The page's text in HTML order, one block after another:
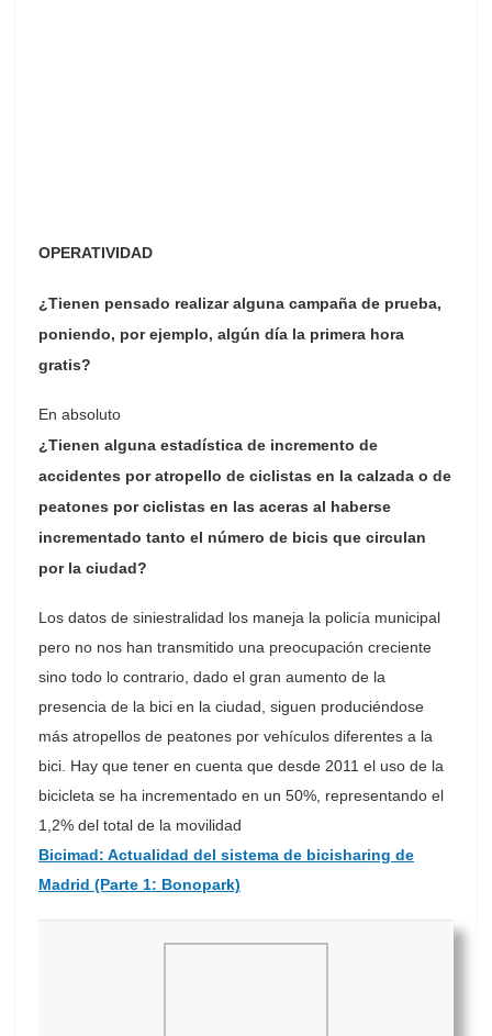
OPERATIVIDAD
¿Tienen pensado realizar alguna campaña de prueba,
poniendo, por ejemplo, algún día la primera hora
gratis?
En absoluto
¿Tienen alguna estadística de incremento de
accidentes por atropello de ciclistas en la calzada o de
peatones por ciclistas en las aceras al haberse
incrementado tanto el número de bicis que circulan
por la ciudad?
Los datos de siniestralidad los maneja la policía municipal
pero no nos han transmitido una preocupación creciente
sino todo lo contrario, dado el gran aumento de la
presencia de la bici en la ciudad, siguen produciéndose
más atropellos de peatones por vehículos diferentes a la
bici. Hay que tener en cuenta que desde 2011 el uso de la
bicicleta se ha incrementado en un 50%, representando el
1,2% del total de la movilidad
Bicimad: Actualidad del sistema de bicisharing de
Madrid (Parte 1: Bonopark)